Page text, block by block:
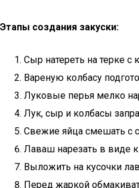
Этапы создания закуски:
Сыр натереть на терке
Вареную колбасу
Луковые перья мелко
Лук, сыр и колбасы
Свежие яйца смешать с
Лаваш нарезать в виде
Выложить на кусочки
Перед жаркой